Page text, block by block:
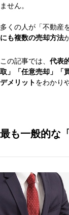
ません。
多くの人が「不動産
にも複数の売却方法
この記事では、 代表
取」「任意売却」「
デメリットをわかり
最も一般的な